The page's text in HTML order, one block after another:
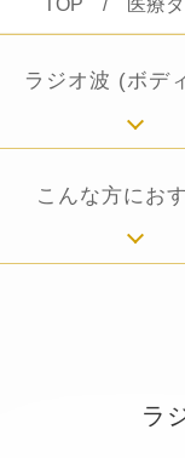
ラジオ波 (ボデ
こんな方にお
ラ